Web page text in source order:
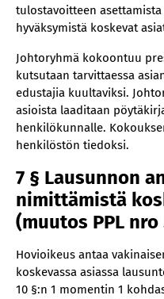
tulostavoitteen
hyväksymistä koskevat
Johtoryhmä kokoontuu
kutsutaan tarvittaessa
edustajia kuultaviksi.
asioista laaditaan
henkilökunnalle.
henkilöstön tiedoksi.
7 § Lausunnon
nimittämistä
(muutos PPL nro
Hovioikeus antaa
koskevassa asiassa
10 §:n 1 momentin 1